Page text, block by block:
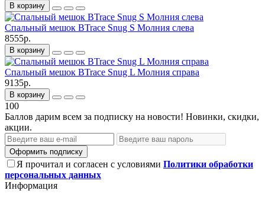
В корзину
Спальный мешок BTrace Snug S Молния слева
8555р.
В корзину
Спальный мешок BTrace Snug L Молния справа
9135р.
В корзину
100
Баллов дарим всем за подписку на новости! Новинки, скидки,
акции.
Оформить подписку
Я прочитал и согласен с условиями Политики обработки
персональных данных
Информация